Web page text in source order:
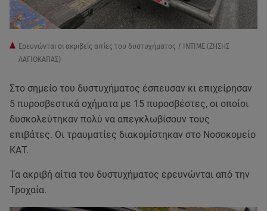
Ερευνώνται οι ακριβείς αιτίες του δυστυχήματος / ΙΝΤΙΜΕ (ΖΗΣΗΣ
ΛΑΓΙΟΚΑΠΑΣ)
Στο σημείο του δυστυχήματος έσπευσαν κι επιχείρησαν
5 πυροσβεστικά οχήματα με 15 πυροσβέστες, οι οποίοι
δυσκολεύτηκαν πολύ να απεγκλωβίσουν τους
επιβάτες. Οι τραυματίες διακομίστηκαν στο Νοσοκομείο
ΚΑΤ.
Τα ακριβή αίτια του δυστυχήματος ερευνώνται από την
Τροχαία.